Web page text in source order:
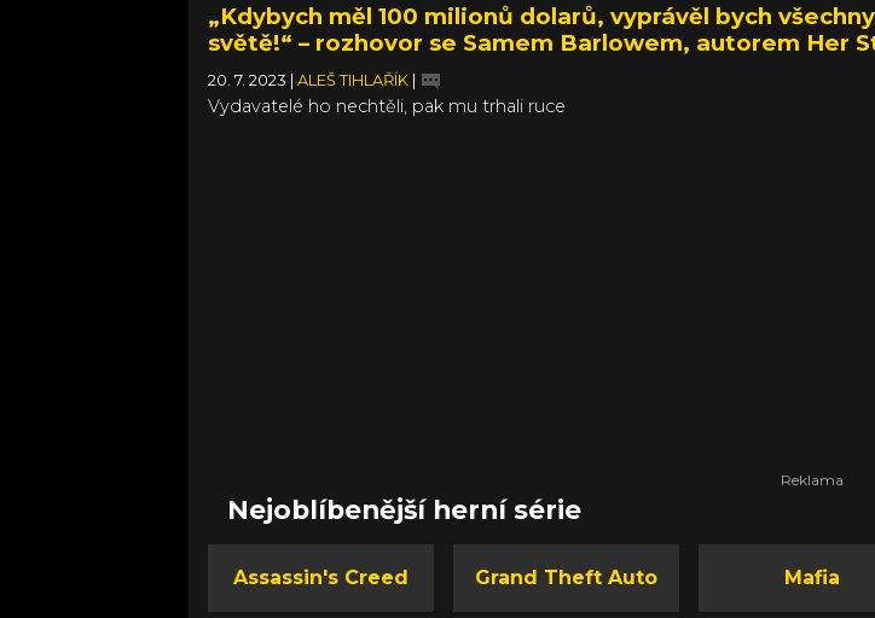
„Kdybych měl 100 milionů dolarů, vyprávěl bych
světě!“ – rozhovor se Samem Barlowem, autorem Her
20. 7. 2023 | ALEŠ TIHLAŘÍK |
Vydavatelé ho nechtěli, pak mu trhali ruce
Nejoblíbenější herní série
Assassin's Creed Grand Theft Auto Mafia